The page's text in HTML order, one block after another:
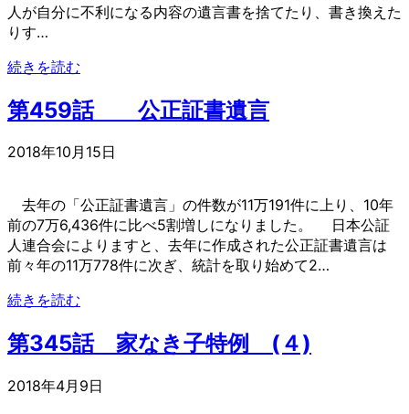
人が自分に不利になる内容の遺言書を捨てたり、書き換えた
りす…
続きを読む
第459話 公正証書遺言
2018年10月15日
去年の「公正証書遺言」の件数が11万191件に上り、10年
前の7万6,436件に比べ5割増しになりました。 日本公証
人連合会によりますと、去年に作成された公正証書遺言は
前々年の11万778件に次ぎ、統計を取り始めて2…
続きを読む
第345話 家なき子特例 (４)
2018年4月9日